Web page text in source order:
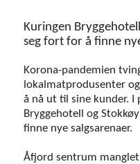
Kuringen
seg fort for å finne
Korona-pandemien
lokalmatprodusenter
å nå ut til sine kunder. I
Bryggehotell og
finne nye salgsarenaer.
Åfjord sentrum